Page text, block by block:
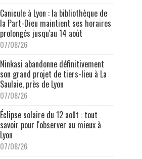
Canicule à Lyon : la bibliothèque de
la Part-Dieu maintient ses horaires
prolongés jusqu'au 14 août
07/08/26
Ninkasi abandonne définitivement
son grand projet de tiers-lieu à La
Saulaie, près de Lyon
07/08/26
Éclipse solaire du 12 août : tout
savoir pour l'observer au mieux à
Lyon
07/08/26